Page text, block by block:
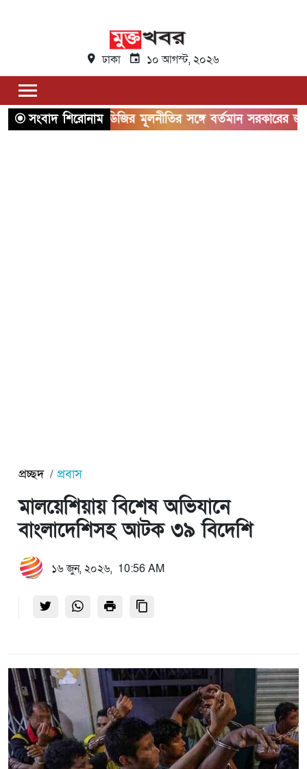
ঢাকা ১০ আগস্ট, ২০২৬
সংবাদ শিরোনাম
এসডিজির মূলনীতির সঙ্গে বর্তমান সরকারের
প্রচ্ছদ প্রবাস
মালয়েশিয়ায় বিশেষ অভিযানে
বাংলাদেশিসহ আটক ৩৯ বিদেশি
১৬ জুন, ২০২৬, 10:56 AM